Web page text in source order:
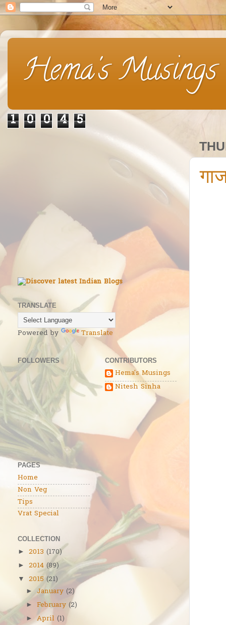
Hema's Musings
1 0 0 4 5
TRANSLATE
Powered by Translate
FOLLOWERS
PAGES
Home
Non Veg
Tips
Vrat Special
CONTRIBUTORS
Hema's Musings
Nitesh Sinha
COLLECTION
► 2013 (170)
► 2014 (89)
▼ 2015 (21)
►January (2)
►February (2)
►April (1)